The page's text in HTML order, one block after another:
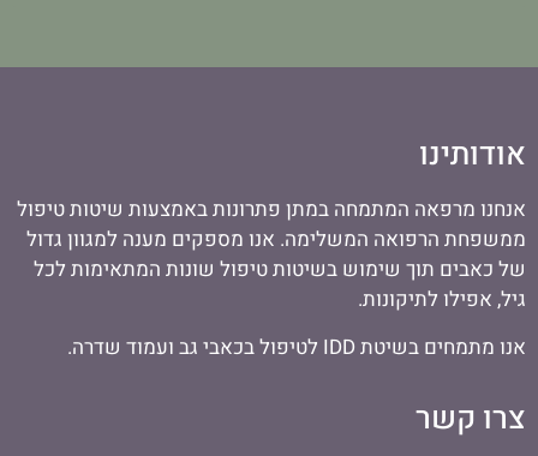
אודותינו
אנחנו מרפאה המתמחה במתן פתרונות באמצעות שיטות טיפול
ממשפחת הרפואה המשלימה. אנו מספקים מענה למגוון גדול
של כאבים תוך שימוש בשיטות טיפול שונות המתאימות לכל
גיל, אפילו לתיקונות.
אנו מתמחים בשיטת IDD לטיפול בכאבי גב ועמוד שדרה.
צרו קשר